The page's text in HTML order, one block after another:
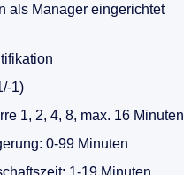
als Manager eingerichtet
1)
1, 2, 4, 8, max. 16 Minuten
0-99 Minuten
1-19 Minuten